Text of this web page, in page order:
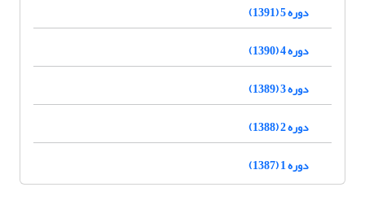
دوره 5 (1391)
دوره 4 (1390)
دوره 3 (1389)
دوره 2 (1388)
دوره 1 (1387)